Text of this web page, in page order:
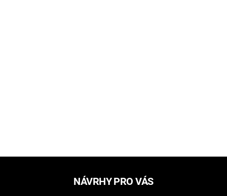
NÁVRHY PRO VÁS